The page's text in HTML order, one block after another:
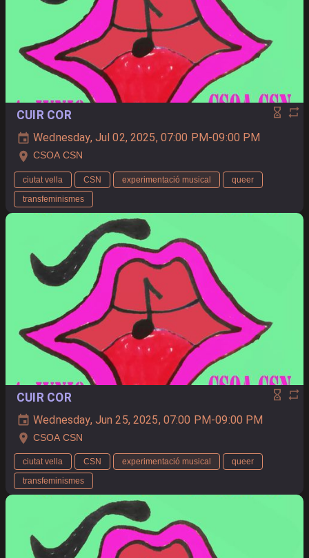
CUIR COR
Wednesday, Jul 02, 2025, 07:00 PM-09:00 PM
CSOA CSN
ciutat vella CSN experimentació musical
queer
transfeminismes
CUIR COR
Wednesday, Jun 25, 2025, 07:00 PM-09:00 PM
CSOA CSN
ciutat vella CSN experimentació musical
queer
transfeminismes